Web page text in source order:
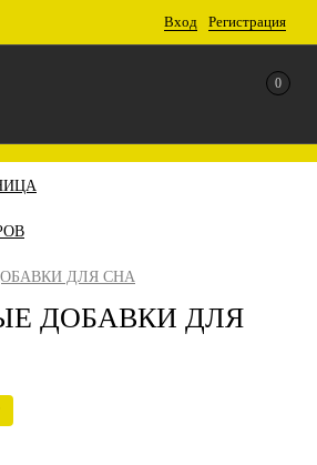
Вход Регистрация
0
ДЛЯ СНА
ДОБАВКИ ДЛЯ